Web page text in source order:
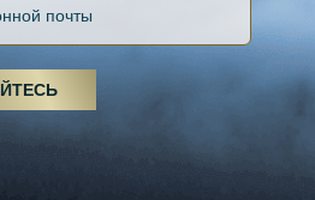
спа-процедуры и йога: ОАЭ
центром
для
из Эмиратов:
Опыт